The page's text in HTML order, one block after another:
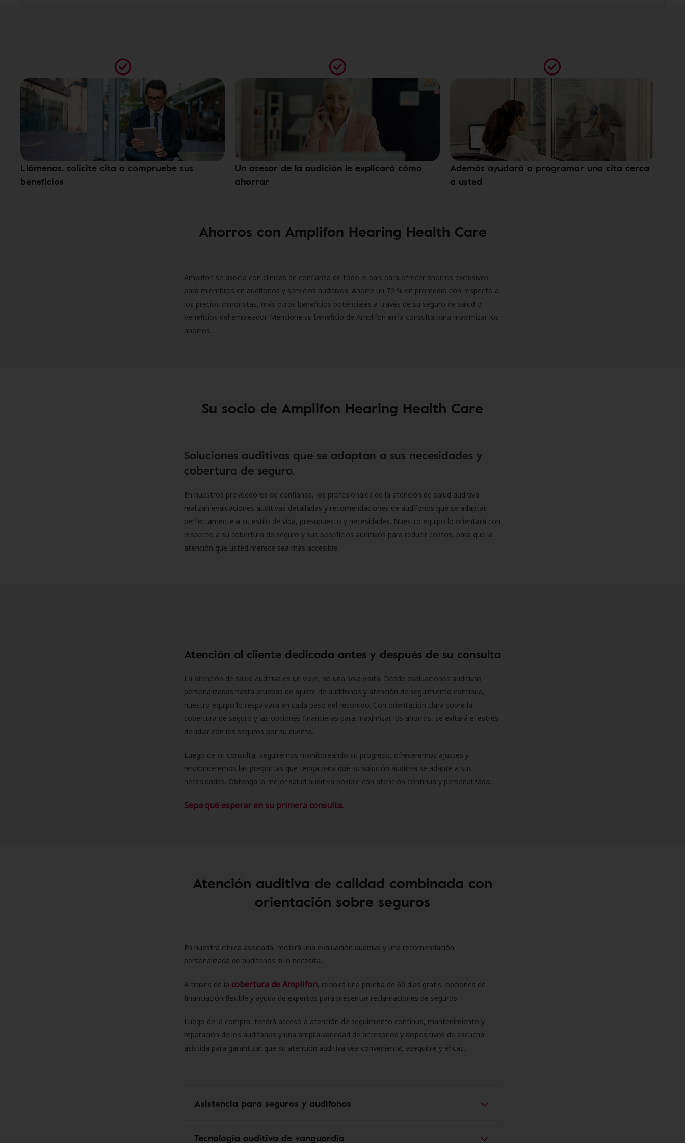
Llámenos, solicite cita o compruebe sus
beneficios
Un asesor de la audición le explicará cómo
ahorrar
Además ayudará a programar una cita cerca
a usted
Ahorros con Amplifon Hearing Health Care
Amplifon se asocia con clínicas de confianza de todo el país para ofrecer ahorros exclusivos
para miembros en audífonos y servicios auditivos. Ahorre un 70 % en promedio con respecto a
los precios minoristas, más otros beneficios potenciales a través de su seguro de salud o
beneficios del empleador. Mencione su beneficio de Amplifon en la consulta para maximizar los
ahorros.
Su socio de Amplifon Hearing Health Care
Soluciones auditivas que se adaptan a sus necesidades y
cobertura de seguro.
En nuestros proveedores de confianza, los profesionales de la atención de salud auditiva
realizan evaluaciones auditivas detalladas y recomendaciones de audífonos que se adaptan
perfectamente a su estilo de vida, presupuesto y necesidades. Nuestro equipo lo orientará con
respecto a su cobertura de seguro y sus beneficios auditivos para reducir costos, para que la
atención que usted merece sea más accesible.
Atención al cliente dedicada antes y después de su consulta
La atención de salud auditiva es un viaje, no una sola visita. Desde evaluaciones auditivas
personalizadas hasta pruebas de ajuste de audífonos y atención de seguimiento continua,
nuestro equipo lo respaldará en cada paso del recorrido. Con orientación clara sobre la
cobertura de seguro y las opciones financieras para maximizar los ahorros, se evitará el estrés
de lidiar con los seguros por su cuenta.
Luego de su consulta, seguiremos monitoreando su progreso, ofreceremos ajustes y
responderemos las preguntas que tenga para que su solución auditiva se adapte a sus
necesidades. Obtenga la mejor salud auditiva posible con atención continua y personalizada.
Sepa qué esperar en su primera consulta.
Atención auditiva de calidad combinada con
orientación sobre seguros
En nuestra clínica asociada, recibirá una evaluación auditiva y una recomendación
personalizada de audífonos si lo necesita.
A través de la cobertura de Amplifon, recibirá una prueba de 60 días gratis, opciones de
financiación flexible y ayuda de expertos para presentar reclamaciones de seguros.
Luego de la compra, tendrá acceso a atención de seguimiento continua, mantenimiento y
reparación de los audífonos y una amplia variedad de accesorios y dispositivos de escucha
asistida para garantizar que su atención auditiva sea conveniente, asequible y eficaz.
Asistencia para seguros y audífonos
Tecnología auditiva de vanguardia